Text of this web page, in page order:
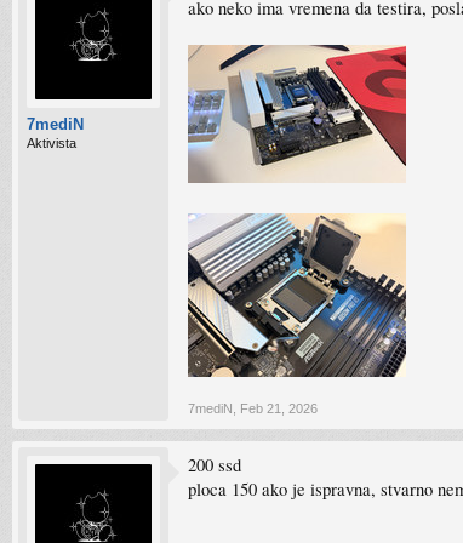
7mediN
Aktivista
ako neko ima vremena da testira,
7mediN Feb 21, 2026
200 ssd
ploca 150 ako je ispravna, stvarno